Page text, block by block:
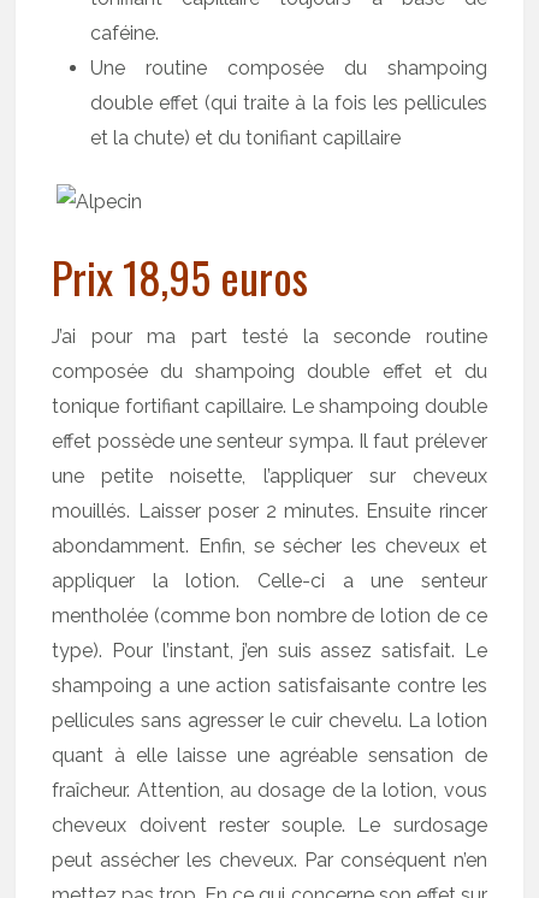
caféine.
Une routine composée du shampoing
double effet (qui traite à la fois les pellicules
et la chute) et du tonifiant capillaire
Prix 18,95 euros
J’ai pour ma part testé la seconde routine
composée du shampoing double effet et du
tonique fortifiant capillaire. Le shampoing double
effet possède une senteur sympa. Il faut prélever
une petite noisette, l’appliquer sur cheveux
mouillés. Laisser poser 2 minutes. Ensuite rincer
abondamment. Enfin, se sécher les cheveux et
appliquer la lotion. Celle-ci a une senteur
mentholée (comme bon nombre de lotion de ce
type). Pour l’instant, j’en suis assez satisfait. Le
shampoing a une action satisfaisante contre les
pellicules sans agresser le cuir chevelu. La lotion
quant à elle laisse une agréable sensation de
fraîcheur. Attention, au dosage de la lotion, vous
cheveux doivent rester souple. Le surdosage
peut assécher les cheveux. Par conséquent n’en